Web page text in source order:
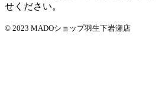
せください。
© 2023 MADOショップ羽生下岩瀬店